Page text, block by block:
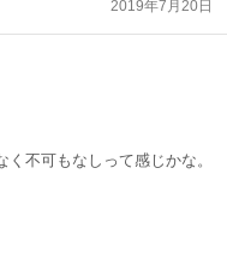
2019年7月20日
不可もなしって感じかな。